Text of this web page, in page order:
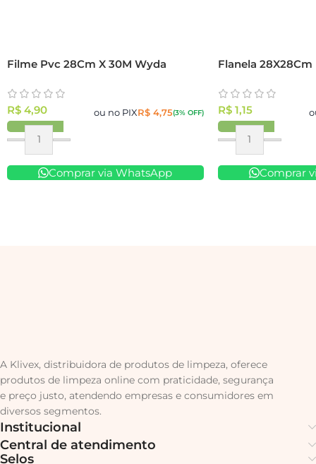
Filme Pvc 28Cm X 30M Wyda
R$ 4,90 ou no PIXR$4,75(3% OFF)
Comprar via WhatsApp
Flanela 28X28Cm
R$1,15
Comprar
A Klivex, distribuidora de produtos de limpeza, oferece
produtos de limpeza online com praticidade, segurança
e preço justo, atendendo empresas e consumidores em
diversos segmentos.
Institucional
Central de atendimento
Selos